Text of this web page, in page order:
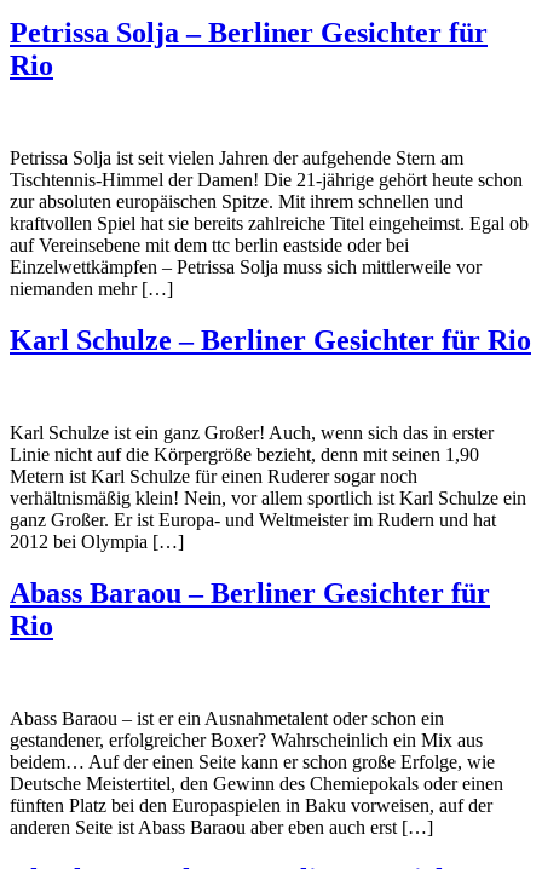
Petrissa Solja – Berliner Gesichter für
Rio
Petrissa Solja ist seit vielen Jahren der aufgehende Stern am
Tischtennis-Himmel der Damen! Die 21-jährige gehört heute schon
zur absoluten europäischen Spitze. Mit ihrem schnellen und
kraftvollen Spiel hat sie bereits zahlreiche Titel eingeheimst. Egal ob
auf Vereinsebene mit dem ttc berlin eastside oder bei
Einzelwettkämpfen – Petrissa Solja muss sich mittlerweile vor
niemanden mehr […]
Karl Schulze – Berliner Gesichter für Rio
Karl Schulze ist ein ganz Großer! Auch, wenn sich das in erster
Linie nicht auf die Körpergröße bezieht, denn mit seinen 1,90
Metern ist Karl Schulze für einen Ruderer sogar noch
verhältnismäßig klein! Nein, vor allem sportlich ist Karl Schulze ein
ganz Großer. Er ist Europa- und Weltmeister im Rudern und hat
2012 bei Olympia […]
Abass Baraou – Berliner Gesichter für
Rio
Abass Baraou – ist er ein Ausnahmetalent oder schon ein
gestandener, erfolgreicher Boxer? Wahrscheinlich ein Mix aus
beidem… Auf der einen Seite kann er schon große Erfolge, wie
Deutsche Meistertitel, den Gewinn des Chemiepokals oder einen
fünften Platz bei den Europaspielen in Baku vorweisen, auf der
anderen Seite ist Abass Baraou aber eben auch erst […]